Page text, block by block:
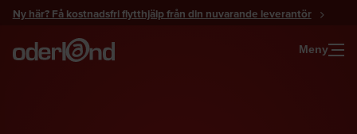
Gå
innehåll
Ny här? Få kostnadsfri flytthjälp från din nuvarande leverantör
Meny